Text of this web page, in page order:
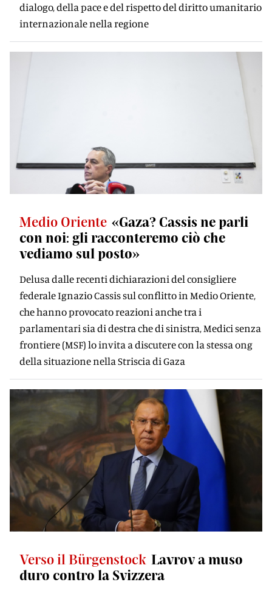
dialogo, della pace e del rispetto del diritto umanitario
internazionale nella regione
Medio Oriente «Gaza? Cassis ne parli
con noi: gli racconteremo ciò che
vediamo sul posto»
Delusa dalle recenti dichiarazioni del consigliere
federale Ignazio Cassis sul conflitto in Medio Oriente,
che hanno provocato reazioni anche tra i
parlamentari sia di destra che di sinistra, Medici senza
frontiere (MSF) lo invita a discutere con la stessa ong
della situazione nella Striscia di Gaza
Verso il Bürgenstock Lavrov a muso
duro contro la Svizzera